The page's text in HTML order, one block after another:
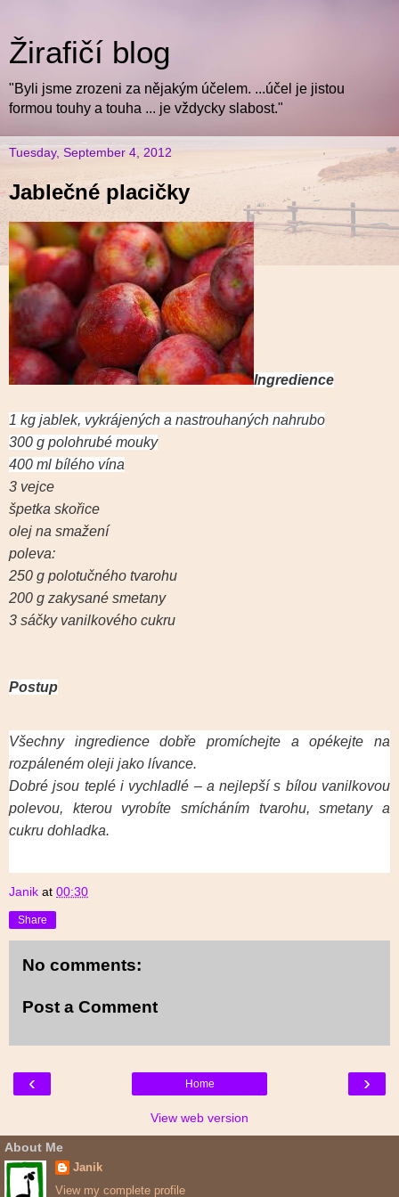
Žirafičí blog
"Byli jsme zrozeni za nějakým účelem. ...účel je jistou
formou touhy a touha ... je vždycky slabost."
Tuesday, September 4, 2012
Jablečné placičky
Ingredience
1 kg jablek, vykrájených a nastrouhaných nahrubo
300 g polohrubé mouky
400 ml bílého vína
3 vejce
špetka skořice
olej na smažení
poleva:
250 g polotučného tvarohu
200 g zakysané smetany
3 sáčky vanilkového cukru
Postup
Všechny ingredience dobře promíchejte a opékejte na
rozpáleném oleji jako lívance.
Dobré jsou teplé i vychladlé – a nejlepší s bílou vanilkovou
polevou, kterou vyrobíte smícháním tvarohu, smetany a
cukru dohladka.
Janik at 00:30
Share
No comments:
Post a Comment
‹ ›
Home
View web version
About Me
Janik
View my complete profile